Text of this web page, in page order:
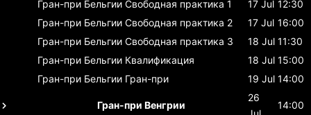
Гран-при Бельгии Свободная практика 1 17 Jul 12:30
Гран-при Бельгии Свободная практика 2 17 Jul 16:00
Гран-при Бельгии Свободная практика 3 18 Jul 11:30
Гран-при Бельгии Квалификация 18 Jul 15:00
Гран-при Бельгии Гран-при 19 Jul 14:00
Гран-при Венгрии
26
14:00